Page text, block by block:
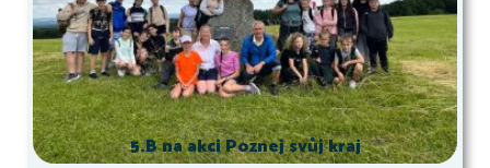
5.B na akci Poznej svůj kraj